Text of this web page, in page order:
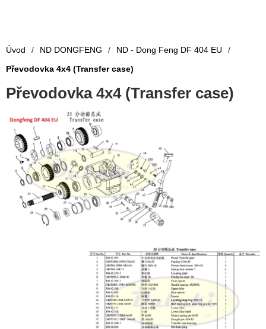
Úvod / ND DONGFENG / ND - Dong Feng DF 404 EU
/
Převodovka 4x4 (Transfer case)
Převodovka 4x4 (Transfer case)